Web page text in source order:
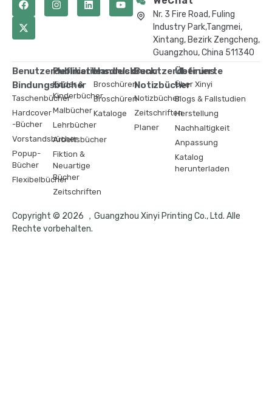
Nr. 3 Fire Road, Fuling
Industry Park,Tangmei,
Xintang, Bezirk Zengcheng,
Guangzhou, China 511340
Benutzerdefinierte
Bindungsbücher
Taschenbücher
Hardcover
-Bücher
Vorstandsbücher
Popup-
Bücher
Flexibelbücher
Publikationsdruck
Kinder &
Kinderbücher
Malbücher
Lehrbücher
Arbeitsbücher
Fiktion &
Neuartige
Bücher
Zeitschriften
Handelsdruck
Broschüren
Broschüren
Kataloge
Benutzerdefinierte
Notizbücher
Notizbücher
Zeitschriften
Planer
Über uns
Über Xinyi
Blogs & Fallstudien
Herstellung
Nachhaltigkeit
Anpassung
Katalog
herunterladen
Copyright © 2026 ，Guangzhou Xinyi Printing Co., Ltd. Alle
Rechte vorbehalten.